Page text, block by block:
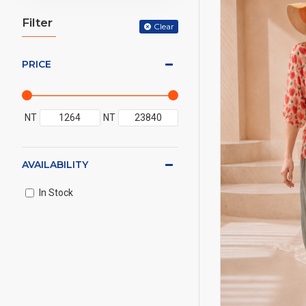
Filter Clear
PRICE
NT NT
AVAILABILITY
In Stock